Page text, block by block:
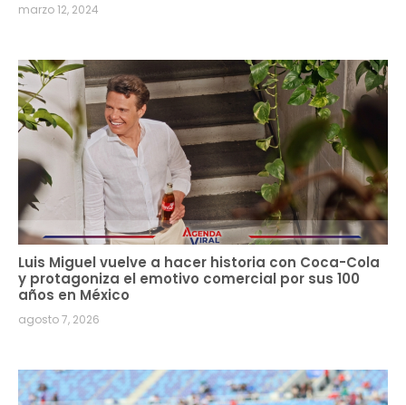
marzo 12, 2024
Luis Miguel vuelve a hacer historia con Coca-Cola
y protagoniza el emotivo comercial por sus 100
años en México
agosto 7, 2026